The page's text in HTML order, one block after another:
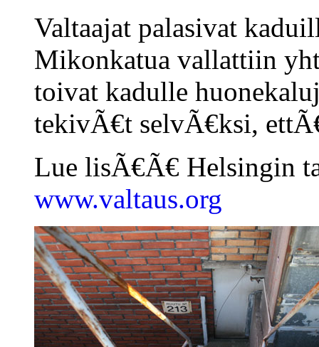
Valtaajat palasivat
Mikonkatua vallattiin
toivat kadulle
tekivÃ€t selvÃ€ksi,
Lue lisÃ€Ã€ Helsingin
www.valtaus.org